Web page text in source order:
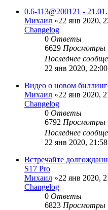
0.6-113@200121 -
Михаил »22 янв 2020,
Changelog
0 Ответы
6629 Просмотры
Последнее
22 янв 2020, 22:00
Видео о новом
Михаил »22 янв 2020,
Changelog
0 Ответы
6792 Просмотры
Последнее
22 янв 2020, 21:58
Встречайте
S17 Pro
Михаил »22 янв 2020,
Changelog
0 Ответы
6823 Просмотры